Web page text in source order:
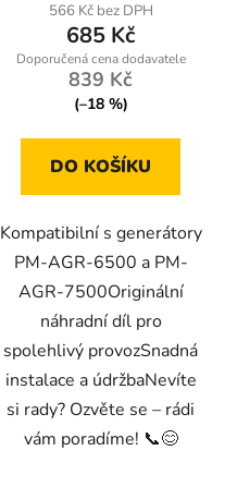
566 Kč bez DPH
685 Kč
839 Kč
(–18 %)
DO KOŠÍKU
Kompatibilní s generátory
PM-AGR-6500 a PM-
AGR-7500Originální
náhradní díl pro
spolehlivý provozSnadná
instalace a údržbaNevíte
si rady? Ozvěte se – rádi
vám poradíme! 📞😊